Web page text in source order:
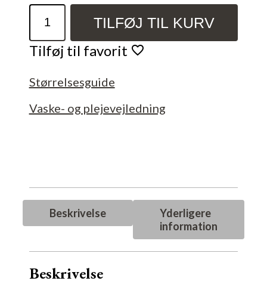
Ternet
Scrunchie
antal
TILFØJ TIL KURV
Tilføj til favorit
Størrelsesguide
Vaske- og plejevejledning
Beskrivelse
Yderligere
information
Beskrivelse